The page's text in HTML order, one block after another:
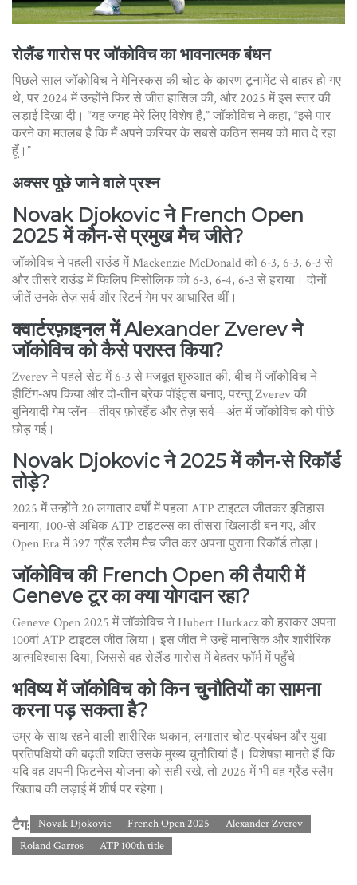
रोलैंड गारोस पर जॉकोविच का भावनात्मक बंधन
पिछले साल जॉकोविच ने मेनिस्कस की चोट के कारण टूनामेंट से बाहर हो गए
थे, पर 2024 में उन्होंने फिर से जीत हासिल की, और 2025 में इस स्तर की
लड़ाई दिखा दी। “यह जगह मेरे लिए विशेष है,” जॉकोविच ने कहा, “इसे पार
करने का मतलब है कि मैं अपने करियर के सबसे कठिन समय को मात दे रहा
हूँ।”
अक्सर पूछे जाने वाले प्रश्न
Novak Djokovic ने French Open
2025 में कौन‑से प्रमुख मैच जीते?
जॉकोविच ने पहली राउंड में Mackenzie McDonald को 6‑3, 6‑3, 6‑3 से
और तीसरे राउंड में फिलिप मिसोलिक को 6‑3, 6‑4, 6‑3 से हराया। दोनों
जीतें उनके तेज़ सर्व और रिटर्न गेम पर आधारित थीं।
क्वार्टरफ़ाइनल में Alexander Zverev ने
जॉकोविच को कैसे परास्त किया?
Zverev ने पहले सेट में 6‑3 से मजबूत शुरुआत की, बीच में जॉकोविच ने
हीटिंग‑अप किया और दो‑तीन ब्रेक पॉइंट्स बनाए, परन्तु Zverev की
बुनियादी गेम प्लॅन—तीव्र फ़ोरहैंड और तेज़ सर्व—अंत में जॉकोविच को पीछे
छोड़ गई।
Novak Djokovic ने 2025 में कौन‑से रिकॉर्ड
तोड़े?
2025 में उन्होंने 20 लगातार वर्षों में पहला ATP टाइटल जीतकर इतिहास
बनाया, 100‑से अधिक ATP टाइटल्स का तीसरा खिलाड़ी बन गए, और
Open Era में 397 ग्रैंड स्लैम मैच जीत कर अपना पुराना रिकॉर्ड तोड़ा।
जॉकोविच की French Open की तैयारी में
Geneve टूर का क्या योगदान रहा?
Geneve Open 2025 में जॉकोविच ने Hubert Hurkacz को हराकर अपना
100वां ATP टाइटल जीत लिया। इस जीत ने उन्हें मानसिक और शारीरिक
आत्मविश्वास दिया, जिससे वह रोलैंड गारोस में बेहतर फॉर्म में पहुँचे।
भविष्य में जॉकोविच को किन चुनौतियों का सामना
करना पड़ सकता है?
उम्र के साथ रहने वाली शारीरिक थकान, लगातार चोट‑प्रबंधन और युवा
प्रतिपक्षियों की बढ़ती शक्ति उसके मुख्य चुनौतियां हैं। विशेषज्ञ मानते हैं कि
यदि वह अपनी फिटनेस योजना को सही रखे, तो 2026 में भी वह ग्रैंड स्लैम
खिताब की लड़ाई में शीर्ष पर रहेगा।
टैग: Novak Djokovic French Open 2025
Alexander Zverev
Roland Garros
ATP 100th title